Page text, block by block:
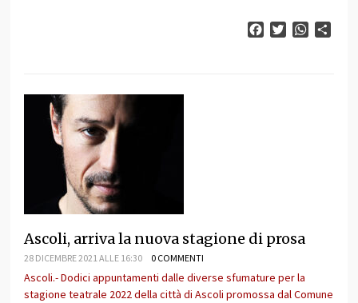
FacebookTwitter
Ascoli, arriva la nuova stagione di prosa
28 DICEMBRE 2021 ALLE 16:30 0 COMMENTI
Ascoli.- Dodici appuntamenti dalle diverse sfumature per la
stagione teatrale 2022 della città di Ascoli promossa dal Comune